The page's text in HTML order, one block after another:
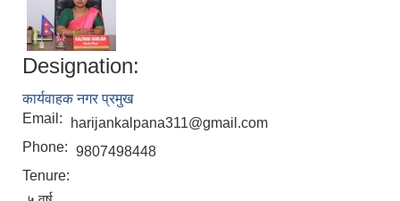
Designation:
कार्यवाहक नगर प्रमुख
Email:
harijankalpana311@gmail.com
Phone: 9807498448
Tenure: